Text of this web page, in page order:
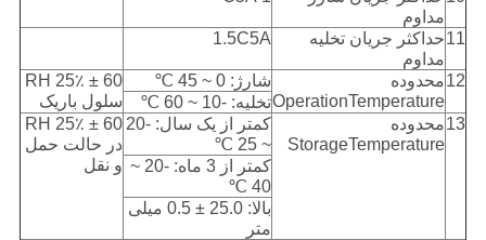
مداوم
11حداکثر جریان تخلیه
مداوم
1.5C5A
12محدوده
OperationTemperature
شارژ: 0 ~ 45 ℃
60 ± 25٪ RH
سلول باریک
تخلیه: -10 ~ 60 ℃
13محدوده
StorageTemperature
کمتر از یک سال: -20
~ 25 ℃
60 ± 25٪ RH
در حالت حمل
و نقل کمتر از 3 ماه: -20 ~
40 ℃
بالا: 25.0 ± 0.5 میلی
متر